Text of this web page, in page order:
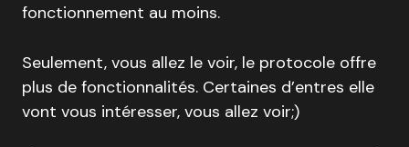
fonctionnement au moins.
Seulement, vous allez le voir, le protocole offre
plus de fonctionnalités. Certaines d’entres elle
vont vous intéresser, vous allez voir;)